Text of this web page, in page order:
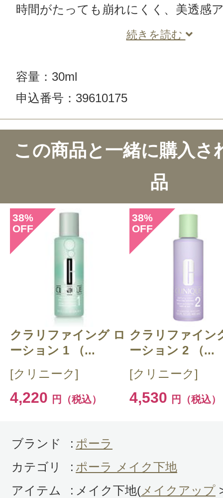
時間がたっても崩れにくく、美透感
続きを読む
容量：30ml
申込番号：39610175
このコスメのレビューを書いて
クチコミを投稿する
CT 会員様は、マイページの「購
らクチコミ投稿すると1 商品に
ントプレゼント！
この商品と一緒に購入さ
品
38%
OFF
クラリファイング ロ
ーション 1 （...
[クリニーク]
4,220 円（税込）
38%
OFF
クラリファイン
ーション 2 （...
[クリニーク]
4,530 円（税込）
ブランド : ポーラ
カテゴリ
: ポーラ メイク下地
アイテム
: メイク下地(メイクアップ